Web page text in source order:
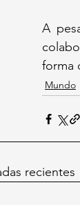
A
forma
Mundo
recientes